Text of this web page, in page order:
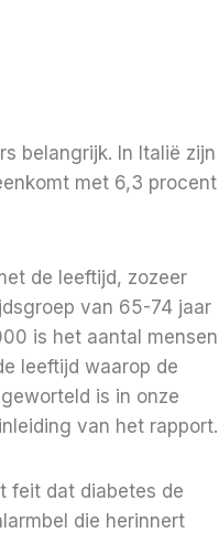
belangrijk. In Italië zijn
met 6,3 procent
de leeftijd, zozeer
van 65-74 jaar
is het aantal mensen
leeftijd waarop de
is in onze
van het rapport.
feit dat diabetes de
die herinnert